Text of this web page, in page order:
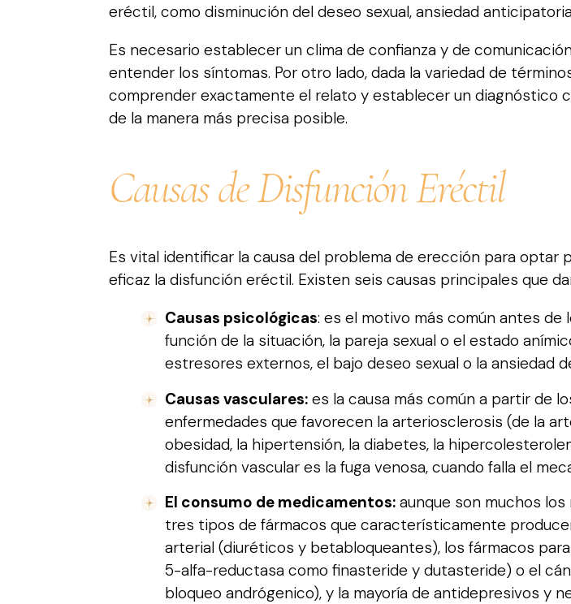
eréctil, como disminución del deseo sexual, ansiedad
Es necesario establecer un clima de confianza y de
entender los síntomas. Por otro lado, dada la variedad de
comprender exactamente el relato y establecer un diagnóstico
de la manera más precisa posible.
Causas de Disfunción Eréctil
Es vital identificar la causa del problema de erección para
eficaz la disfunción eréctil. Existen seis causas principales que
Causas psicológicas: es el motivo más común antes
función de la situación, la pareja sexual o el estado
estresores externos, el bajo deseo sexual o la ansiedad
Causas vasculares:es la causa más común a partir de
enfermedades que favorecen la arteriosclerosis (de la
obesidad, la hipertensión, la diabetes, la
disfunción vascular es la fuga venosa, cuando falla el
El consumo de medicamentos:aunque son muchos
tres tipos de fármacos que característicamente
arterial (diuréticos y betabloqueantes), los fármacos
5-alfa-reductasa como finasteride y dutasteride) o el
bloqueo andrógenico), y la mayoría de antidepresivos y